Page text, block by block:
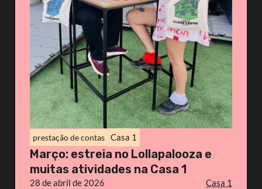
prestação de contas Casa 1
Março: estreia no Lollapalooza e
muitas atividades na Casa 1
28 de abril de 2026 Casa 1